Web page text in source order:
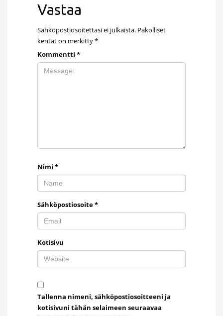
Vastaa
Sähköpostiosoitettasi ei julkaista. Pakolliset
kentät on merkitty*
Kommentti *
Nimi *
Sähköpostiosoite*
Kotisivu
Tallenna nimeni, sähköpostiosoitteeni ja
kotisivuni tähän selaimeen seuraavaa